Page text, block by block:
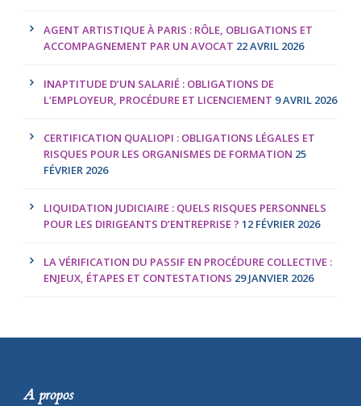
AGENT ARTISTIQUE À PARIS : RÔLE, OBLIGATIONS ET
ACCOMPAGNEMENT PAR UN AVOCAT 22 AVRIL 2026
INAPTITUDE D’UN SALARIÉ : OBLIGATIONS DE
L’EMPLOYEUR, PROCÉDURE ET LICENCIEMENT 9 AVRIL 2026
CERTIFICATION QUALIOPI : OBLIGATIONS LÉGALES ET
RISQUES POUR LES ORGANISMES DE FORMATION 25
FÉVRIER 2026
LIQUIDATION JUDICIAIRE : QUELS RISQUES PERSONNELS
POUR LES DIRIGEANTS D’ENTREPRISE ? 12 FÉVRIER 2026
LA VÉRIFICATION DU PASSIF EN PROCÉDURE COLLECTIVE :
ENJEUX, ÉTAPES ET CONTESTATIONS 29 JANVIER 2026
A propos